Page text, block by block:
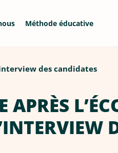
Méthode éducative
des candidates
APRÈS